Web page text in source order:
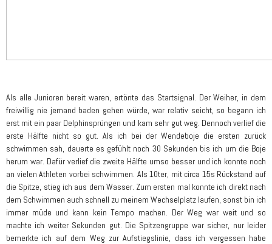
Als alle Junioren bereit waren, ertönte das Startsignal. Der Weiher, in dem
freiwillig nie jemand baden gehen würde, war relativ seicht, so begann ich
erst mit ein paar Delphinsprüngen und kam sehr gut weg. Dennoch verlief die
erste Hälfte nicht so gut. Als ich bei der Wendeboje die ersten zurück
schwimmen sah, dauerte es gefühlt noch 30 Sekunden bis ich um die Boje
herum war. Dafür verlief die zweite Hälfte umso besser und ich konnte noch
an vielen Athleten vorbei schwimmen. Als 10ter, mit circa 15s Rückstand auf
die Spitze, stieg ich aus dem Wasser. Zum ersten mal konnte ich direkt nach
dem Schwimmen auch schnell zu meinem Wechselplatz laufen, sonst bin ich
immer müde und kann kein Tempo machen. Der Weg war weit und so
machte ich weiter Sekunden gut. Die Spitzengruppe war sicher, nur leider
bemerkte ich auf dem Weg zur Aufstiegslinie, dass ich vergessen habe